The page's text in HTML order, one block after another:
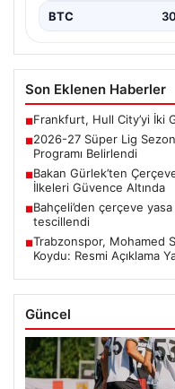
BTC
Son Eklenen Haberler
■Frankfurt, Hull City’yi İki
■2026-27 Süper Lig
Programı Belirlendi
■Bakan Gürlek’ten
İlkeleri Güvence Altında
■Bahçeli’den çerçeve yasa
tescillendi
■Trabzonspor, Mohamed
Koydu: Resmi Açıklama
Güncel